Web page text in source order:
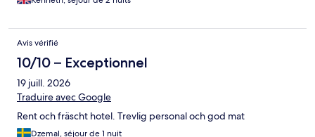
Avis vérifié
10/10 – Exceptionnel
19 juill. 2026
Traduire avec Google
Rent och fräscht hotel. Trevlig personal och god mat
Dzemal, séjour de 1 nuit